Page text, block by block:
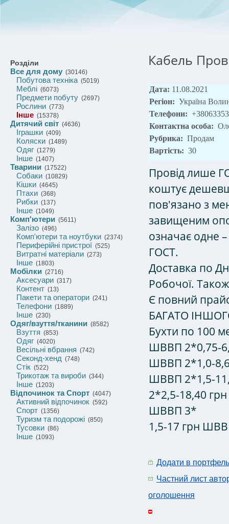
Розділи
Все для дому (30146)
Побутова техніка(5019)
Меблі (6073)
Предмети побуту (2697)
Рослини (773)
Інше (15378)
Дитячий світ (4636)
Іграшки (409)
Коляски (1489)
Одяг (1279)
Інше (1407)
Тварини (17522)
Собаки (10829)
Кішки (4645)
Птахи (368)
Рибки (137)
Інше (1049)
Комп'ютери (5611)
Залізо (496)
Комп'ютери та ноутбуки (2374)
Периферійні пристрої (525)
Витратні матеріали (273)
Інше (1803)
Мобілки (2716)
Аксесуари (317)
Контент (13)
Пакети та оператори (241)
Телефони (1889)
Інше (230)
Одяг/взуття/тканини (8582)
Взуття (853)
Одяг (4020)
Весільні вбрання (742)
Секонд-хенд (748)
Стік (522)
Трикотаж та вироби (344)
Інше (1203)
Відпочинок та Спорт (4047)
Активний відпочинок (592)
Спорт (1356)
Туризм та подорожі (850)
Тусовки (86)
Інше (1093)
Кабель
Дата: 11.08.2021
Регіон: Україна
Телефони:
Контактна особа:
Рубрика: Продам
Вартість: 30
Провід лише
коштує
пов'язано з
завищеним
означає одне
ГОСТ.
Доставка по
Робочої.
Є повний
БАГАТО
Бухти по 100
ШВВП 2*0,75-
ШВВП 2*1,0-
ШВВП 2*1,5-
2*2,5-18,40 грн
ШВВП 3*
1,5-17 грн
Додати в портфель
Частний лист
оголошення